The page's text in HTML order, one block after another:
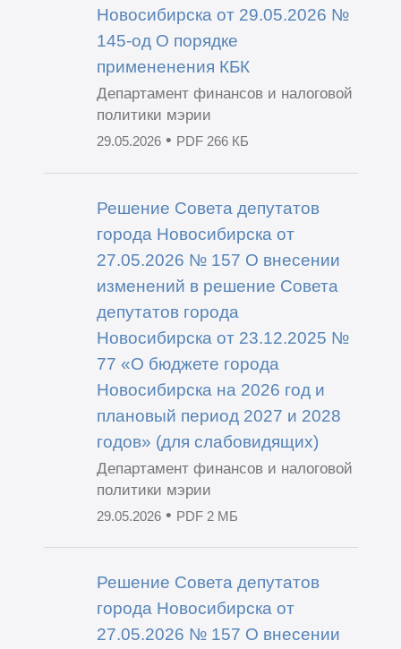
Новосибирска от 29.05.2026 №
145-од О порядке
примененения КБК
Департамент финансов и налоговой
политики мэрии
29.05.2026• PDF 266 КБ
Решение Совета депутатов
города Новосибирска от
27.05.2026 № 157 О внесении
изменений в решение Совета
депутатов города
Новосибирска от 23.12.2025 №
77 «О бюджете города
Новосибирска на 2026 год и
плановый период 2027 и 2028
годов» (для слабовидящих)
Департамент финансов и налоговой
политики мэрии
29.05.2026• PDF 2 МБ
Решение Совета депутатов
города Новосибирска от
27.05.2026 № 157 О внесении